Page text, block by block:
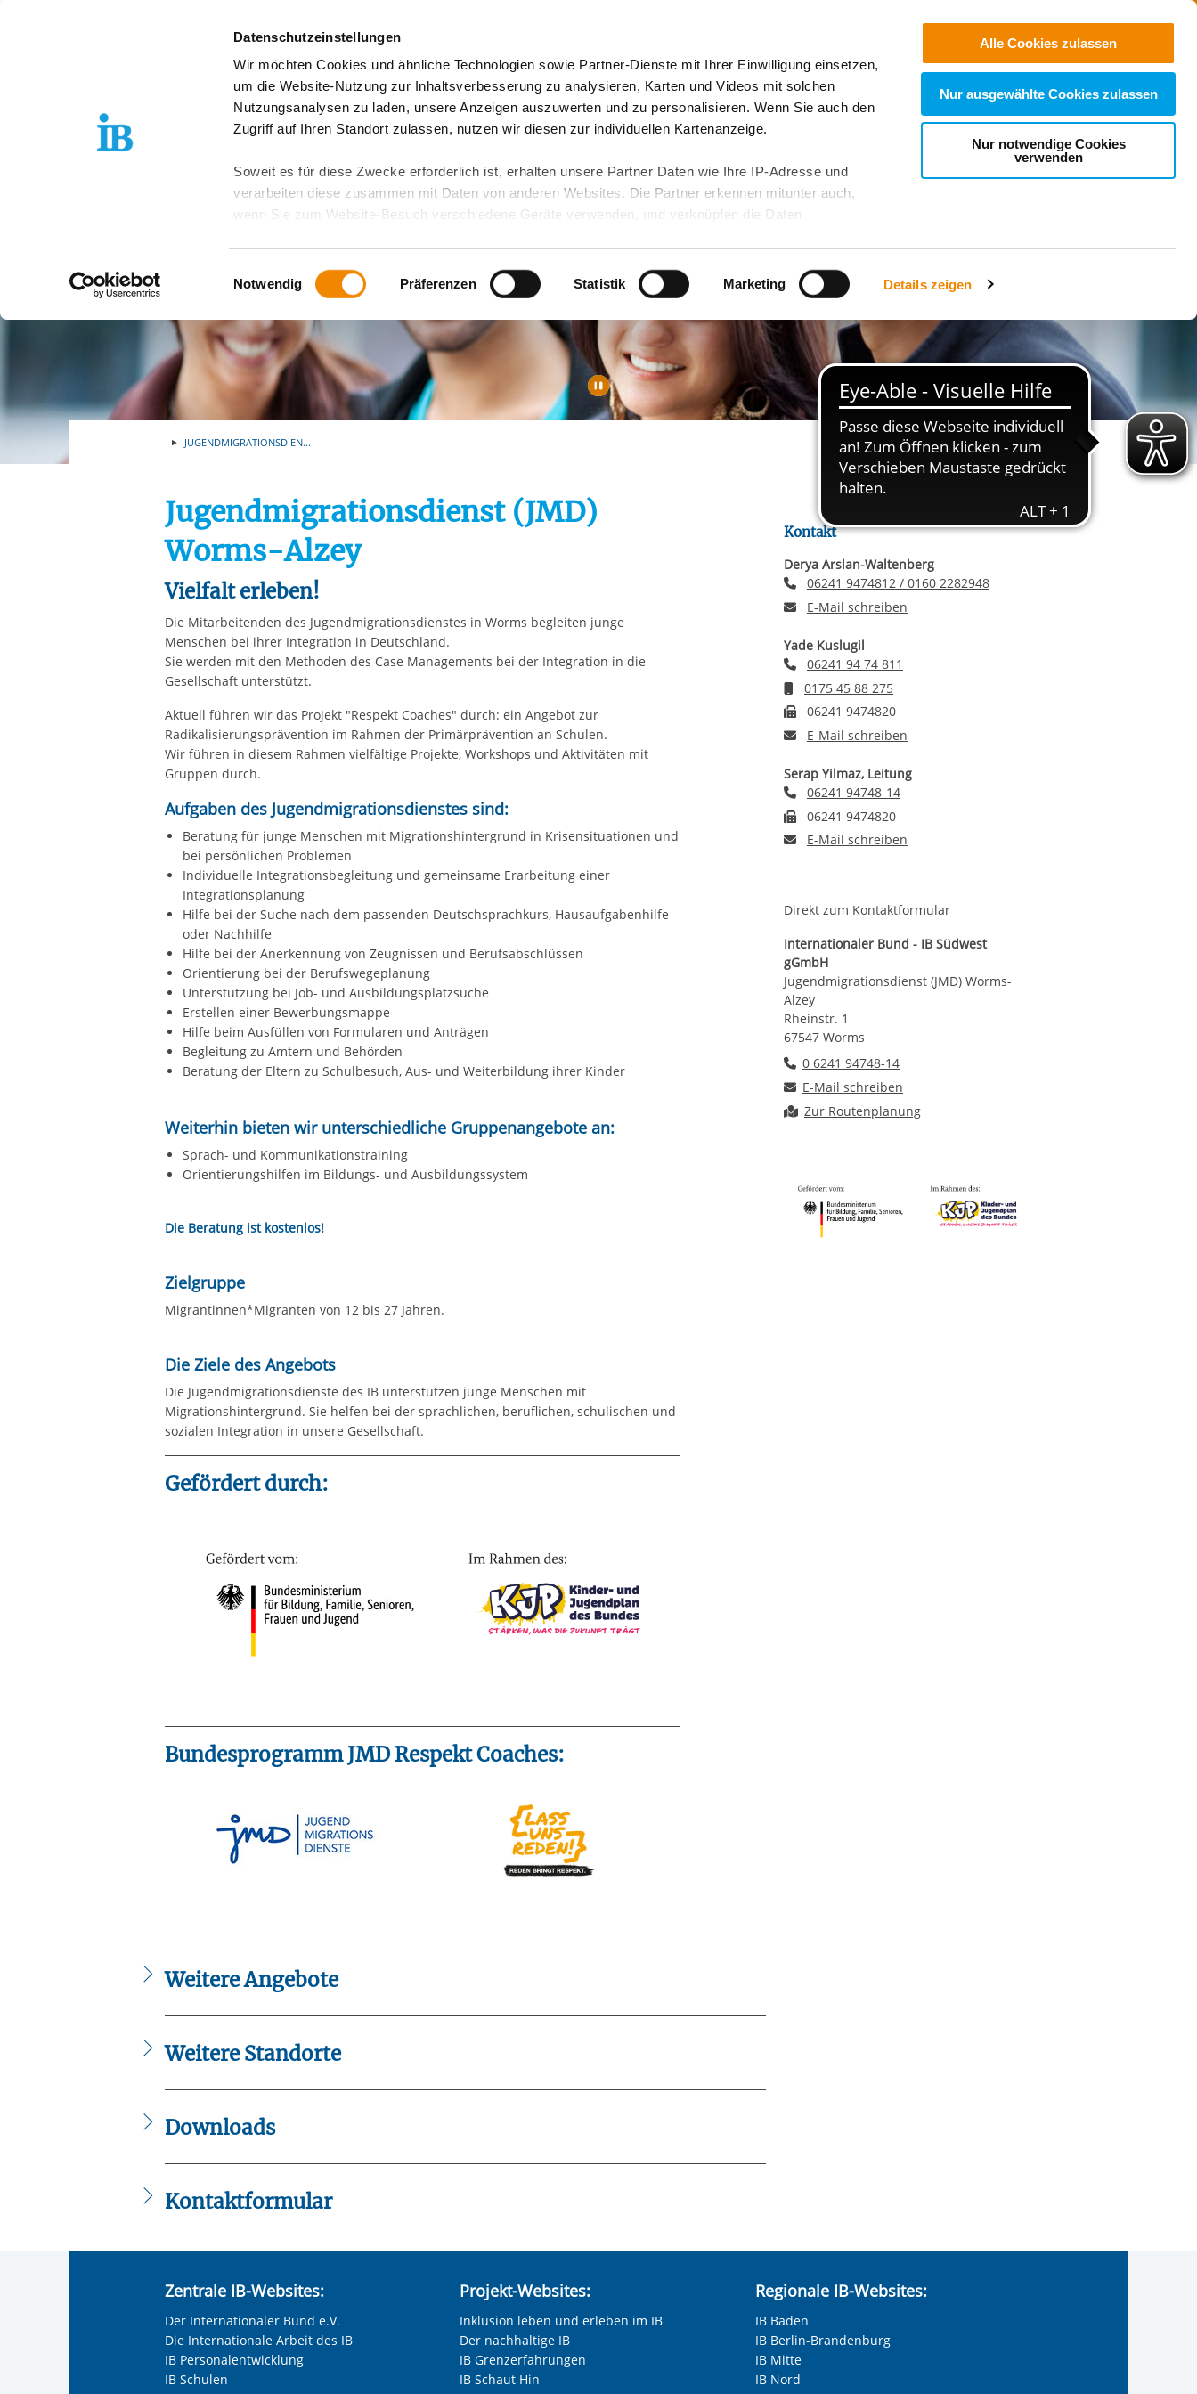
Datenschutzeinstellungen
Wir möchten Cookies und ähnliche Technologien sowie Partner-Dienste mit Ihrer Einwilligung einsetzen,
um die Website-Nutzung zur Inhaltsverbesserung zu analysieren, Karten und Videos mit solchen
Nutzungsanalysen zu laden, unsere Anzeigen auszuwerten und zu personalisieren. Wenn Sie auch den
Zugriff auf Ihren Standort zulassen, nutzen wir diesen zur individuellen Kartenanzeige.
Soweit es für diese Zwecke erforderlich ist, erhalten unsere Partner Daten wie Ihre IP-Adresse und
verarbeiten diese zusammen mit Daten von anderen Websites. Die Partner erkennen mitunter auch,
wenn Sie zum Website-Besuch verschiedene Geräte verwenden, und verknüpfen die Daten
zusätzlichen Risiken für Ihre Daten führen kann.
Weitere Details finden Sie in unserenDatenschutzhinweisenund in unsererCookie-Übersicht. Wenn
Sie möchten, dass alle Website-Funktionen für diese Zwecke aktiviert sind, müssen Sie alle Cookie-
Kategorien auswählen. Sie können mittels nachfolgender Buttons über Ihre Einwilligung für diese
Zwecke entscheiden und Ihre erteilte Einwilligung stets für die Zukunft widerrufen. Bitte beachten Sie:
Ihre etwaige Einwilligung erstreckt sich nicht auf notwendige Cookies, die erforderlich zur Bereitstellung
der von Ihnen aufgerufenen und somit gewünschten Website-Funktionen sind. Diese Cookies setzen wir
aufgrund berechtigter Interessen und daher unabhängig von einer Einwilligung.
Einwilligungsauswahl
Notwendig Präferenzen Statistik Marketing Details zeigen
Alle Cookies zulassen
Nur ausgewählte Cookies zulassen
Nur notwendige Cookies
verwenden
Suchen
IB Südwest entdecken
Video-Blog & Presse Freie Jobs & mehr Unsere Einrichtungen
Kontakt
Automatische Wiedergabe starten/stoppen
JUGENDMIGRATIONSDIEN...
Jugendmigrationsdienst (JMD)
Worms-Alzey
Vielfalt erleben!
Die Mitarbeitenden des Jugendmigrationsdienstes in Worms begleiten junge
Menschen bei ihrer Integration in Deutschland.
Sie werden mit den Methoden des Case Managements bei der Integration in die
Gesellschaft unterstützt.
Aktuell führen wir das Projekt "Respekt Coaches" durch: ein Angebot zur
Radikalisierungsprävention im Rahmen der Primärprävention an Schulen.
Wir führen in diesem Rahmen vielfältige Projekte, Workshops und Aktivitäten mit
Gruppen durch.
Aufgaben des Jugendmigrationsdienstes sind:
Beratung für junge Menschen mit Migrationshintergrund in Krisensituationen und
bei persönlichen Problemen
Individuelle Integrationsbegleitung und gemeinsame Erarbeitung einer
Integrationsplanung
Hilfe bei der Suche nach dem passenden Deutschsprachkurs, Hausaufgabenhilfe
oder Nachhilfe
Hilfe bei der Anerkennung von Zeugnissen und Berufsabschlüssen
Orientierung bei der Berufswegeplanung
Unterstützung bei Job- und Ausbildungsplatzsuche
Erstellen einer Bewerbungsmappe
Hilfe beim Ausfüllen von Formularen und Anträgen
Begleitung zu Ämtern und Behörden
Beratung der Eltern zu Schulbesuch, Aus- und Weiterbildung ihrer Kinder
Weiterhin bieten wir unterschiedliche Gruppenangebote an:
Sprach- und Kommunikationstraining
Orientierungshilfen im Bildungs- und Ausbildungssystem
Die Beratung ist kostenlos!
Zielgruppe
Migrantinnen*Migranten von 12 bis 27 Jahren.
Die Ziele des Angebots
Die Jugendmigrationsdienste des IB unterstützen junge Menschen mit
Migrationshintergrund. Sie helfen bei der sprachlichen, beruflichen, schulischen und
sozialen Integration in unsere Gesellschaft.
Gefördert durch:
Bundesprogramm JMD Respekt Coaches:
Weitere Angebote
Weitere Standorte
Respekt Coaches in Alzey
Jugendmigrationsdienst (JMD) Worms-Alzey
Downloads
Kontaktformular
Keine Angabe
Frau
Herr
Neutrale Anrede
Kontakt
Derya Arslan-Waltenberg
Telefonnummer
06241 9474812 / 0160 2282948
E-Mail an Derya Arslan-Waltenberg
E-Mail schreiben
Yade Kuslugil
Telefonnummer
06241 94 74 811
Email senden
0175 45 88 275
Faxnummer
06241 9474820
E-Mail an Yade Kuslugil
E-Mail schreiben
Serap Yilmaz, Leitung
Telefonnummer
06241 94748-14
Faxnummer
06241 9474820
E-Mail an Serap Yilmaz, Leitung
E-Mail schreiben
Direkt zum Kontaktformular
Internationaler Bund - IB Südwest
gGmbH
Jugendmigrationsdienst (JMD) Worms-
Alzey
Rheinstr. 1
67547 Worms
Telefonnummer
0 6241 94748-14
E-Mail an Jugendmigrationsdienst (JMD) Worms-Alzey
E-Mail schreiben
Route planen
Zur Routenplanung
Zentrale IB-Websites:
Der Internationaler Bund e.V.
Die Internationale Arbeit des IB
IB Personalentwicklung
IB Schulen
Projekt-Websites:
Inklusion leben und erleben im IB
Der nachhaltige IB
IB Grenzerfahrungen
IB Schaut Hin
Regionale IB-Websites:
IB Baden
IB Berlin-Brandenburg
IB Mitte
IB Nord